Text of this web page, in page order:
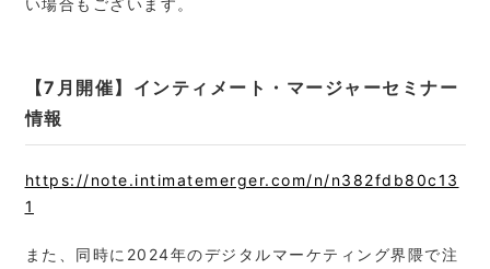
【7月開催】インティメート・マージャーセミナー
情報
https://note.intimatemerger.com/n/n382fdb80c13
1
また、同時に2024年のデジタルマーケティング界隈で注